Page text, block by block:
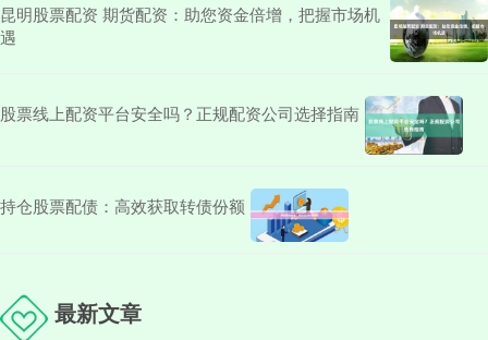
昆明股票配资 期货配资：助您资金倍增，把握市场机
遇
股票线上配资平台安全吗？正规配资公司选择指南
持仓股票配债：高效获取转债份额
最新文章